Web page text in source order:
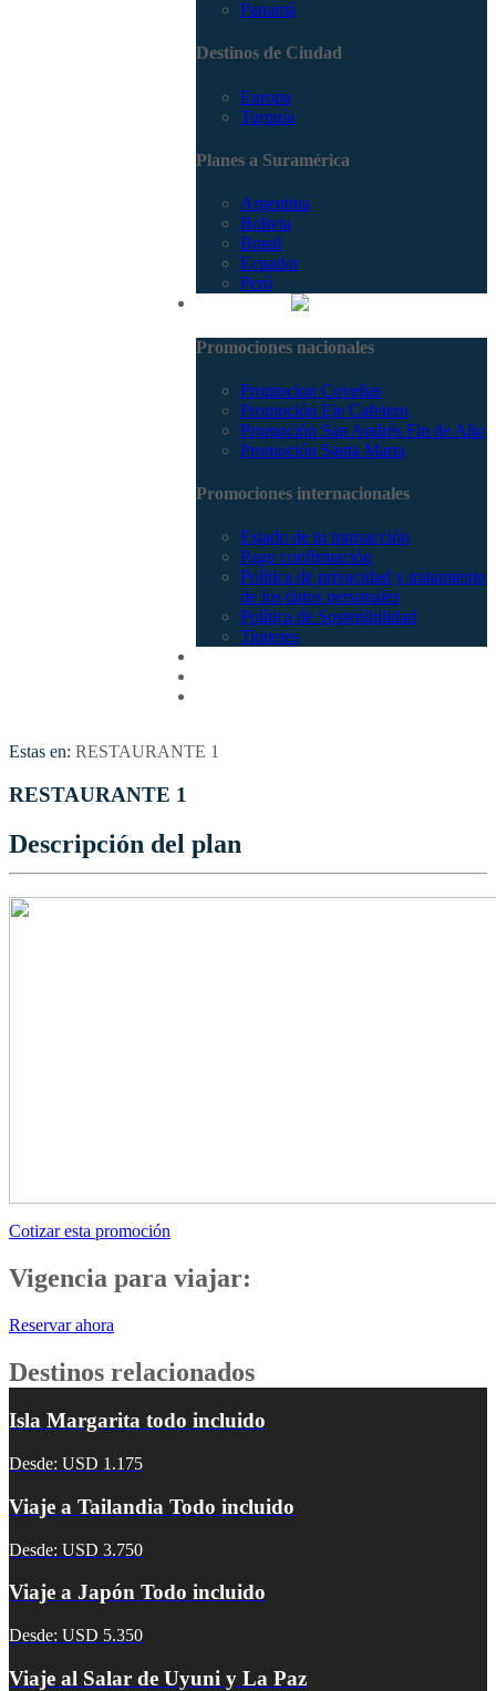
Panamá
Destinos de Ciudad
Europa
Turquía
Planes a Suramérica
Argentina
Bolivia
Brasil
Ecuador
Perú
Promociones nacionales
Promocion Coveñas
Promoción Eje Cafetero
Promoción San Andrés Fin de Año
Promoción Santa Marta
Promociones internacionales
Estado de tu transacción
Pago confirmación
Política de privacidad y tratamiento
de los datos personales
Política de Sostenibilidad
Tiquetes
Estas en: RESTAURANTE 1
RESTAURANTE 1
Descripción del plan
Cotizar esta promoción
Vigencia para viajar:
Reservar ahora
Destinos relacionados
Isla Margarita todo incluido
Desde: USD 1.175
Viaje a Tailandia Todo incluido
Desde: USD 3.750
Viaje a Japón Todo incluido
Desde: USD 5.350
Viaje al Salar de Uyuni y La Paz